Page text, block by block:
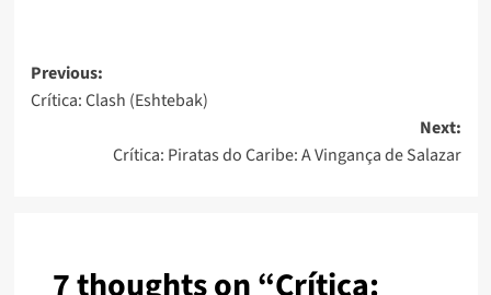
sequer estrear
Previous:
Crítica: Clash (Eshtebak)
Next:
Crítica: Piratas do Caribe: A Vingança de Salazar
7 thoughts on “Crítica: